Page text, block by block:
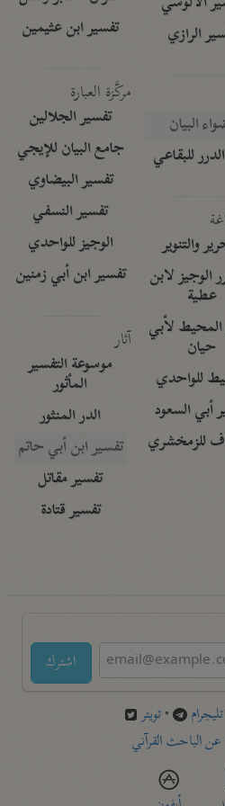
الرازي
البيان
للبقاعي
والتنوير
الوجيز لابن
عطية
المحيط لأبي
حيان
للواحدي
أبي السعود
للزمخشري
تفسير ابن عثيمين
مركَّزة العبارة
تفسير الجلالين
جامع البيان للإيجي
تفسير البيضاوي
تفسير النسفي
الوجيز للواحدي
تفسير ابن أبي زمنين
آثار
موسوعة التفسير
المأثور
الدر المنثور
تفسير ابن أبي حاتم
تفسير مقاتل
تفسير قتادة
اشترك
تليجرام •تويتر
عن الباحث القرآني